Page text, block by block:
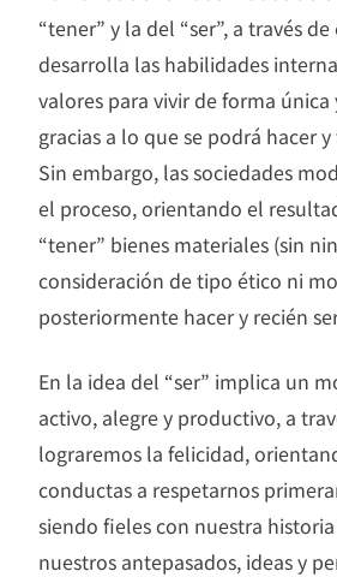
“tener” y la del “ser”, a través
desarrolla las habilidades
valores para vivir de forma
gracias a lo que se podrá hacer
Sin embargo, las sociedades
el proceso, orientando el
“tener” bienes materiales (sin
consideración de tipo ético ni
posteriormente hacer y recién
En la idea del “ser” implica un
activo, alegre y productivo, a
lograremos la felicidad,
conductas a respetarnos
siendo fieles con nuestra
nuestros antepasados, ideas y